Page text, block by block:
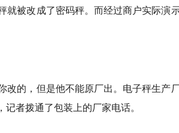
被改成了密码秤。而经过商户实际演
的，但是他不能原厂出。电子秤生产
者拨通了包装上的厂家电话。